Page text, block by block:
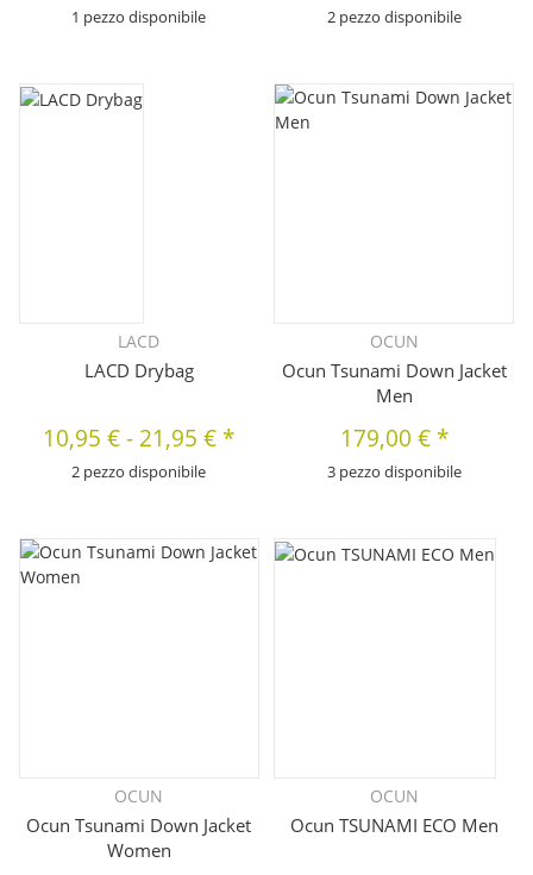
1 pezzo disponibile 2 pezzo disponibile
LACD
LACD Drybag
10,95 €- 21,95 € *
2 pezzo disponibile
OCUN
Ocun Tsunami Down Jacket
Men
179,00 € *
3 pezzo disponibile
OCUN
Ocun Tsunami Down Jacket
Women
OCUN
Ocun TSUNAMI ECO Men